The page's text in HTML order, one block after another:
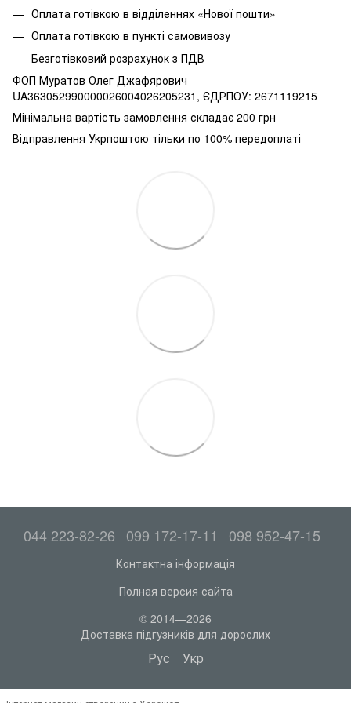
Оплата готівкою в відділеннях «Нової пошти»
Оплата готівкою в пункті самовивозу
Безготівковий розрахунок з ПДВ
ФОП Муратов Олег Джафярович
UA363052990000026004026205231, ЄДРПОУ: 2671119215
Мінімальна вартість замовлення складає 200 грн
Відправлення Укрпоштою тільки по 100% передоплаті
044 223-82-26 099 172-17-11 098 952-47-15
Контактна інформація
Полная версия сайта
© 2014—2026
Доставка підгузників для дорослих
Рус Укр